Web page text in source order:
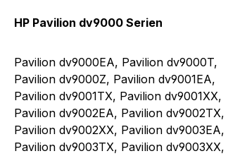
HP Pavilion dv9000 Serien
Pavilion dv9000EA, Pavilion dv9000T,
Pavilion dv9000Z, Pavilion dv9001EA,
Pavilion dv9001TX, Pavilion dv9001XX,
Pavilion dv9002EA, Pavilion dv9002TX,
Pavilion dv9002XX, Pavilion dv9003EA,
Pavilion dv9003TX, Pavilion dv9003XX,